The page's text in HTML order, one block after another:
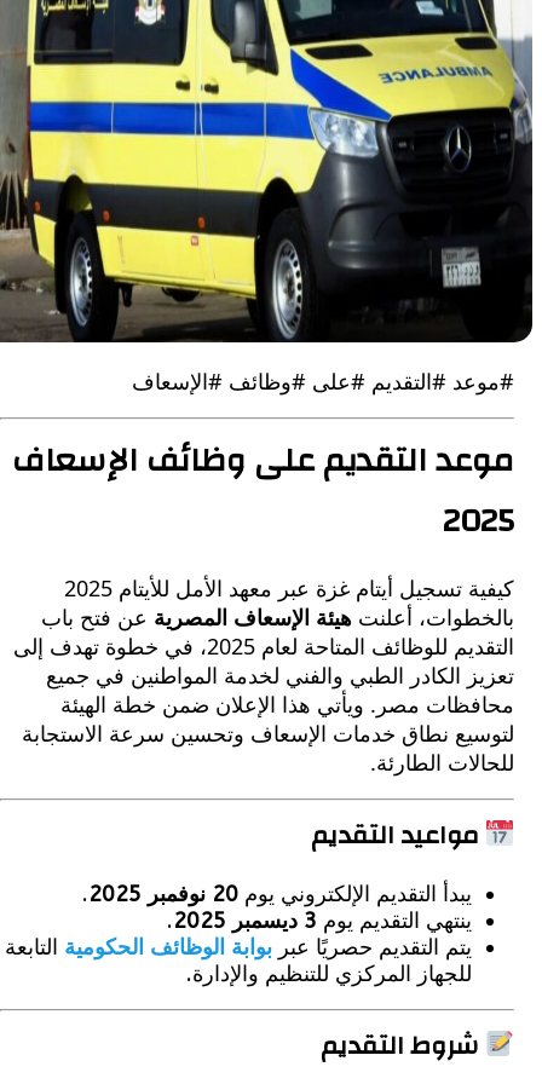
#التقديم #على #وظائف #الإسعاف
التقديم على وظائف الإسعاف
كيفية تسجيل أيتام غزة عبر معهد الأمل للأيتام 2025
أعلنت هيئة الإسعاف المصريةعن فتح باب
التقديم للوظائف المتاحة لعام 2025، في خطوة تهدف إلى
الكادر الطبي والفني لخدمة المواطنين في جميع
مصر. ويأتي هذا الإعلان ضمن خطة الهيئة
نطاق خدمات الإسعاف وتحسين سرعة الاستجابة
الطارئة.
التقديم
يبدأ التقديم الإلكتروني يوم20 نوفمبر 2025
.
ينتهي التقديم يوم3 ديسمبر 2025
.
يتم التقديم حصريًا عبربوابة الوظائف الحكوميةالتابعة
للجهاز المركزي للتنظيم والإدارة.
التقديم